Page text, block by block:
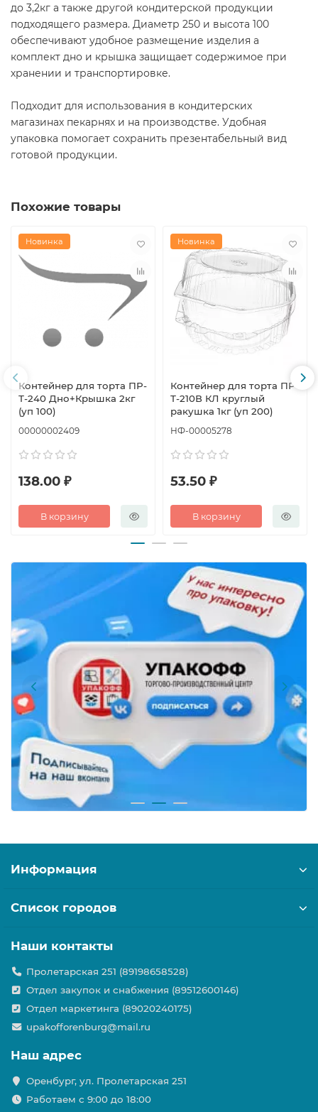
до 3,2кг а также другой кондитерской продукции
подходящего размера. Диаметр 250 и высота 100
обеспечивают удобное размещение изделия а
комплект дно и крышка защищает содержимое при
хранении и транспортировке.
Подходит для использования в кондитерских
магазинах пекарнях и на производстве. Удобная
упаковка помогает сохранить презентабельный вид
готовой продукции.
Похожие товары
Новинка
Контейнер для торта ПР-
Т-240 Дно+Крышка 2кг
(уп 100)
00000002409
138.00 ₽
В корзину
Новинка
Контейнер для торта ПР
Т-210В КЛ круглый
ракушка 1кг (уп 200)
НФ-00005278
53.50 ₽
В корзину
Информация
Список городов
Наши контакты
Пролетарская 251 (89198658528)
Отдел закупок и снабжения (89512600146)
Отдел маркетинга (89020240175)
upakofforenburg@mail.ru
Наш адрес
Оренбург, ул. Пролетарская 251
Работаем с 9:00 до 18:00